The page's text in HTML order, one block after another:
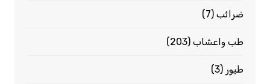
ضرائب(7)
طب واعشاب(203)
طيور (3)